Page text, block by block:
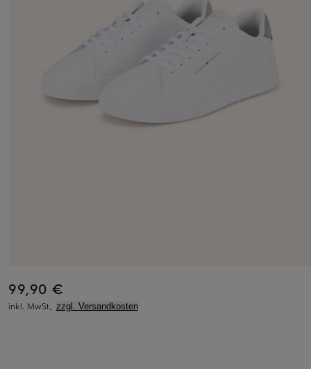
99,90 €
inkl. MwSt., zzgl. Versandkosten